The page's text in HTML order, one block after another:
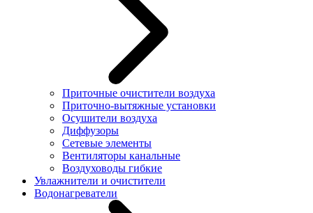
Приточные очистители воздуха
Приточно-вытяжные установки
Осушители воздуха
Диффузоры
Сетевые элементы
Вентиляторы канальные
Воздуховоды гибкие
Увлажнители и очистители
Водонагреватели